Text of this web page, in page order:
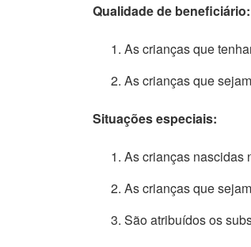
Qualidade de beneficiário:
As crianças que
As crianças que
Situações especiais:
As crianças nascidas
As crianças que
São atribuídos os